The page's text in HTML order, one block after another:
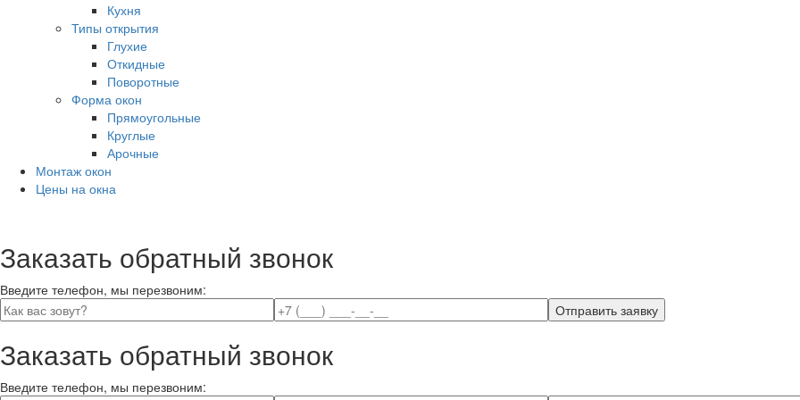
Кухня
Типы открытия
Глухие
Откидные
Поворотные
Форма окон
Прямоугольные
Круглые
Арочные
Монтаж окон
Цены на окна
Заказать обратный звонок
Введите телефон, мы перезвоним:
Заказать обратный звонок
Введите телефон, мы перезвоним: